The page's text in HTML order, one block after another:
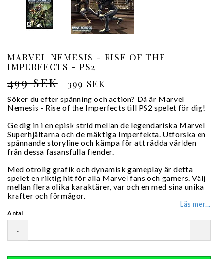
MARVEL NEMESIS - RISE OF THE
IMPERFECTS - PS2
499 SEK 399 SEK
Söker du efter spänning och action? Då är Marvel
Nemesis - Rise of the Imperfects till PS2 spelet för dig!
Ge dig in i en episk strid mellan de legendariska Marvel
Superhjältarna och de mäktiga Imperfekta. Utforska en
spännande storyline och kämpa för att rädda världen
från dessa fasansfulla fiender.
Med otrolig grafik och dynamisk gameplay är detta
spelet en riktig hit för alla Marvel fans och gamers. Välj
mellan flera olika karaktärer, var och en med sina unika
krafter och förmågor.
Läs mer...
Antal
- +